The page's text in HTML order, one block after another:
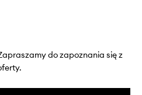
do zapoznania się z